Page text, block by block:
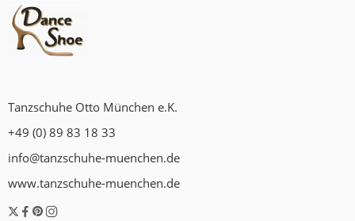
Tanzschuhe Otto München e.K.
+49 (0) 89 83 18 33
info@tanzschuhe-muenchen.de
www.tanzschuhe-muenchen.de